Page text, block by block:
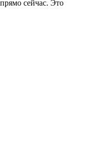
сейчас. Это